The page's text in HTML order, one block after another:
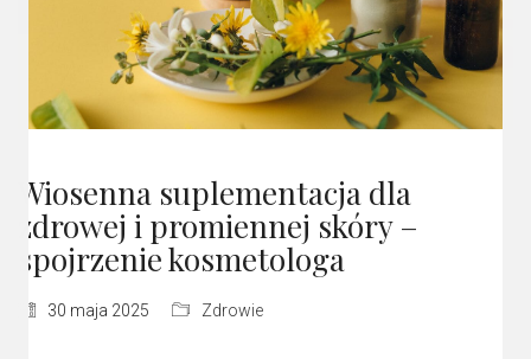
Wiosenna suplementacja dla
zdrowej i promiennej skóry –
spojrzenie kosmetologa
30 maja 2025 Zdrowie